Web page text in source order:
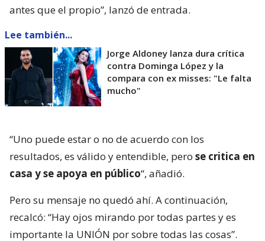
antes que el propio”, lanzó de entrada.
Lee también...
Jorge Aldoney lanza dura crítica
contra Dominga López y la
compara con ex misses: "Le falta
mucho"
“Uno puede estar o no de acuerdo con los
resultados, es válido y entendible, pero se critica en
casa y se apoya en público“, añadió.
Pero su mensaje no quedó ahí. A continuación,
recalcó: “Hay ojos mirando por todas partes y es
importante la UNIÓN por sobre todas las cosas”.